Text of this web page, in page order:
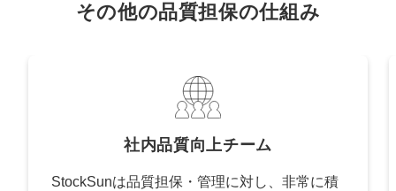
その他の品質担保の仕組み
社内品質向上チーム
StockSunは品質担保・管理に対し、非常に積